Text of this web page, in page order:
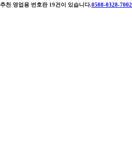
추천 영업용 번호판 19건이 있습니다.0508-0328-7002